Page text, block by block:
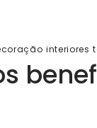
interiores